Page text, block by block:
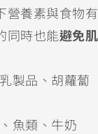
營養素與食物
同時也能避免
製品、胡蘿蔔
魚類、牛奶